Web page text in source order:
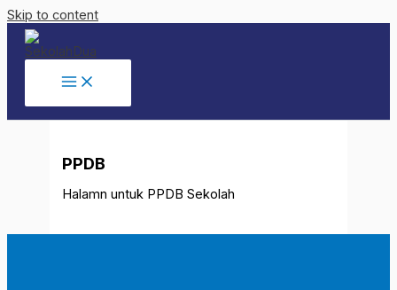
Skip to content
PPDB
Halamn untuk PPDB Sekolah